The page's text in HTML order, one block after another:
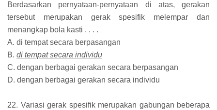
Berdasarkan pernyataan-pernyataan di atas, gerakan
tersebut merupakan gerak spesifik melempar dan
menangkap bola kasti . . . .
A. di tempat secara berpasangan
B. di tempat secara individu
C. dengan berbagai gerakan secara berpasangan
D. dengan berbagai gerakan secara individu
22. Variasi gerak spesifik merupakan gabungan beberapa